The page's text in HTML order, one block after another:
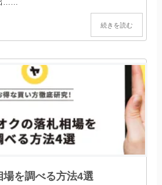
……
続きを読む
を調べる方法4選